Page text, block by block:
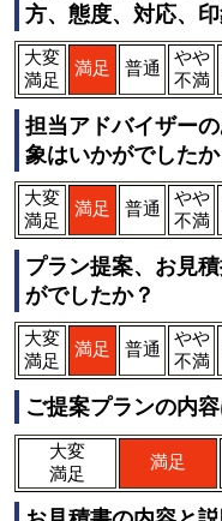
方、態度、対応、
大変
満足
満足 普通
やや
不満
担当アドバイザー
象はいかがでしたか
大変
満足
満足 普通
やや
不満
プラン提案、お見
がでしたか？
大変
満足
満足 普通
やや
不満
ご提案プランの内
大変
満足
満足